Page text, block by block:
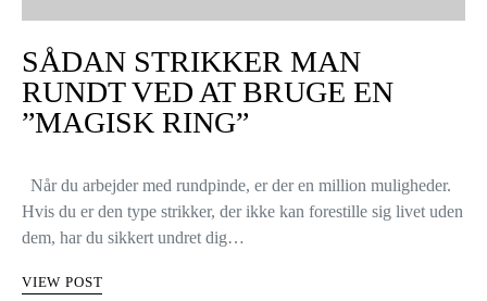
SÅDAN STRIKKER MAN
RUNDT VED AT BRUGE EN
”MAGISK RING”
Når du arbejder med rundpinde, er der en million muligheder.
Hvis du er den type strikker, der ikke kan forestille sig livet uden
dem, har du sikkert undret dig…
VIEW POST